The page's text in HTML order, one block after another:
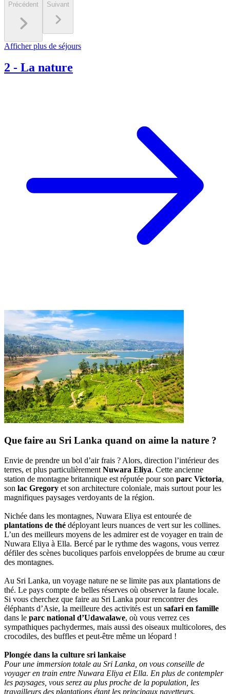
Précédent Suivant
Afficher plus de séjours
2 - La nature
Que faire au Sri Lanka quand on aime la nature ?
Envie de prendre un bol d’air frais ? Alors, direction l’intérieur des
terres, et plus particulièrement Nuwara Eliya. Cette ancienne
station de montagne britannique est réputée pour son parc Victoria,
son lac Gregory et son architecture coloniale, mais surtout pour les
magnifiques paysages verdoyants de la région.
Nichée dans les montagnes, Nuwara Eliya est entourée de
plantations de thé déployant leurs nuances de vert sur les collines.
L’un des meilleurs moyens de les admirer est de voyager en train de
Nuwara Eliya à Ella. Bercé par le rythme des wagons, vous verrez
défiler des scènes bucoliques parfois enveloppées de brume au cœur
des montagnes.
Au Sri Lanka, un voyage nature ne se limite pas aux plantations de
thé. Le pays compte de belles réserves où observer la faune locale.
Si vous cherchez que faire au Sri Lanka pour rencontrer des
éléphants d’Asie, la meilleure des activités est un safari en famille
dans le parc national d’Udawalawe, où vous verrez ces
sympathiques pachydermes, mais aussi des oiseaux multicolores, des
crocodiles, des buffles et peut-être même un léopard !
Plongée dans la culture sri lankaise
Pour une immersion totale au Sri Lanka, on vous conseille de
voyager en train entre Nuwara Eliya et Ella. En plus de contempler
les paysages, vous serez au plus proche de la population, les
travailleurs des plantations étant les principaux navetteurs.